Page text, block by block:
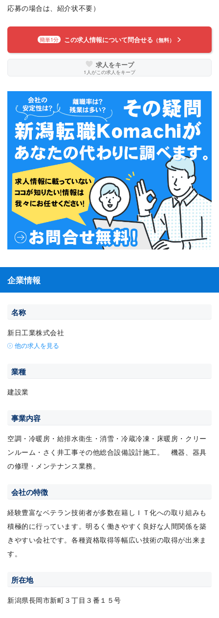
応募の場合は、紹介状不要）
簡単1分 この求人情報について問合せる （無料）
求人をキープ
1 人がこの求人をキープ
企業情報
名称
新日工業株式会社
他の求人を見る
業種
建設業
事業内容
空調・冷暖房・給排水衛生・消雪・冷蔵冷凍・床暖房・クリー
ンルーム・さく井工事その他総合設備設計施工。 機器、器具
の修理・メンテナンス業務。
会社の特徴
経験豊富なベテラン技術者が多数在籍しＩＴ化への取り組みも
積極的に行っています。明るく働きやすく良好な人間関係を築
きやすい会社です。各種資格取得等幅広い技術の取得が出来ま
す。
所在地
新潟県長岡市新町３丁目３番１５号